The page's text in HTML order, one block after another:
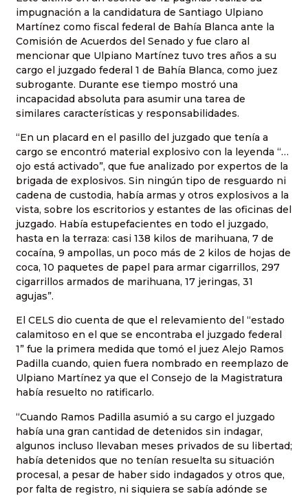
impugnación a la candidatura de Santiago Ulpiano
Martínez como fiscal federal de Bahía Blanca ante la
Comisión de Acuerdos del Senado y fue claro al
mencionar que Ulpiano Martínez tuvo tres años a su
cargo el juzgado federal 1 de Bahía Blanca, como juez
subrogante. Durante ese tiempo mostró una
incapacidad absoluta para asumir una tarea de
similares características y responsabilidades.
“En un placard en el pasillo del juzgado que tenía a
cargo se encontró material explosivo con la leyenda “…
ojo está activado”, que fue analizado por expertos de la
brigada de explosivos. Sin ningún tipo de resguardo ni
cadena de custodia, había armas y otros explosivos a la
vista, sobre los escritorios y estantes de las oficinas del
juzgado. Había estupefacientes en todo el juzgado,
hasta en la terraza: casi 138 kilos de marihuana, 7 de
cocaína, 9 ampollas, un poco más de 2 kilos de hojas de
coca, 10 paquetes de papel para armar cigarrillos, 297
cigarrillos armados de marihuana, 17 jeringas, 31
agujas”.
El CELS dio cuenta de que el relevamiento del “estado
calamitoso en el que se encontraba el juzgado federal
1” fue la primera medida que tomó el juez Alejo Ramos
Padilla cuando, quien fuera nombrado en reemplazo de
Ulpiano Martínez ya que el Consejo de la Magistratura
había resuelto no ratificarlo.
“Cuando Ramos Padilla asumió a su cargo el juzgado
había una gran cantidad de detenidos sin indagar,
algunos incluso llevaban meses privados de su libertad;
había detenidos que no tenían resuelta su situación
procesal, a pesar de haber sido indagados y otros que,
por falta de registro, ni siquiera se sabía adónde se